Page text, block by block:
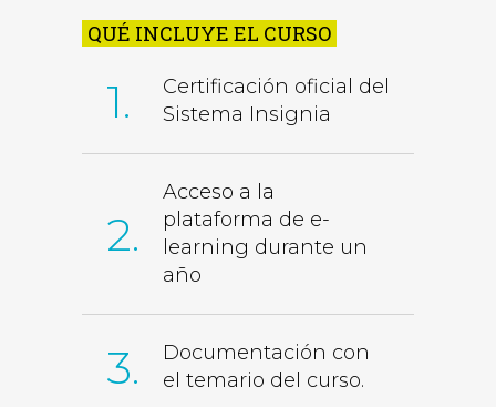
QUÉ INCLUYE EL CURSO
1.
Certificación oficial del
Sistema Insignia
2.
Acceso a la
plataforma de e-
learning durante un
año
3.
Documentación con
el temario del curso.